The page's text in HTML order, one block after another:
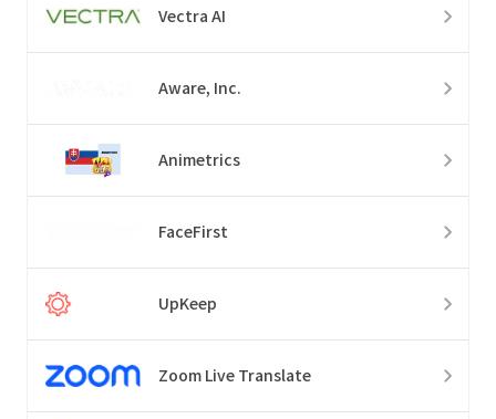
Vectra AI
Aware, Inc.
Animetrics
FaceFirst
UpKeep
Zoom Live Translate